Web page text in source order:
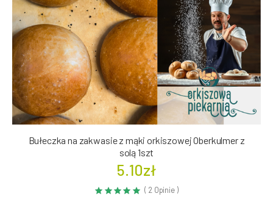
Bułeczka na zakwasie z mąki orkiszowej Oberkulmer z
solą 1szt
5.10zł
( 2 Opinie )